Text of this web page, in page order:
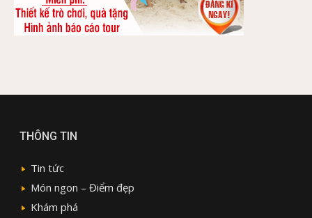
THÔNG TIN
Tin tức
Món ngon – Điểm đẹp
Khám phá